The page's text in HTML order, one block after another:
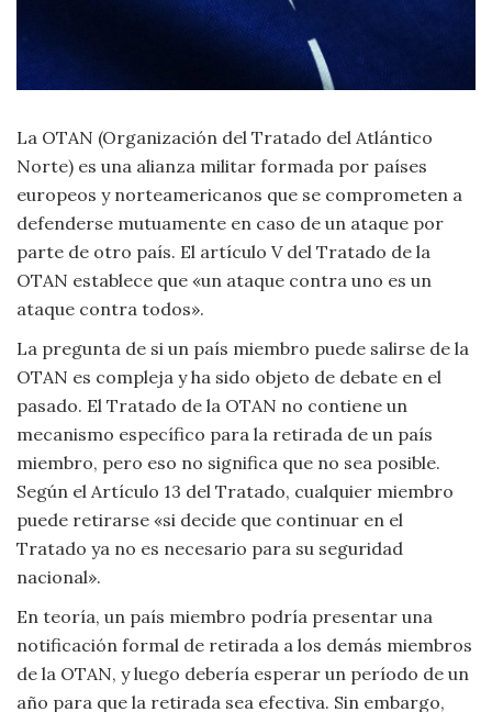
Sociología
Universo
Viajar
La OTAN (Organización del Tratado del Atlántico
Norte) es una alianza militar formada por países
europeos y norteamericanos que se comprometen a
defenderse mutuamente en caso de un ataque por
parte de otro país. El artículo V del Tratado de la
OTAN establece que «un ataque contra uno es un
ataque contra todos».
La pregunta de si un país miembro puede salirse de la
OTAN es compleja y ha sido objeto de debate en el
pasado. El Tratado de la OTAN no contiene un
mecanismo específico para la retirada de un país
miembro, pero eso no significa que no sea posible.
Según el Artículo 13 del Tratado, cualquier miembro
puede retirarse «si decide que continuar en el
Tratado ya no es necesario para su seguridad
nacional».
En teoría, un país miembro podría presentar una
notificación formal de retirada a los demás miembros
de la OTAN, y luego debería esperar un período de un
año para que la retirada sea efectiva. Sin embargo,